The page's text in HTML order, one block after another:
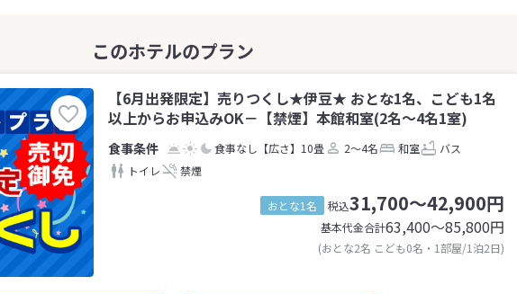
【6月出発限定】売りつくし★伊豆★ おとな1名、こども1名
以上からお申込みOK－【禁煙】本館和室(2名～4名1室)
食事なし 【広さ】10畳 2～4名 和室
バス
トイレ
禁煙
おとな1名 税込31,700～42,900円
基本代金合計63,400〜85,800円
(おとな2名 こども0名・1部屋/1泊2日)